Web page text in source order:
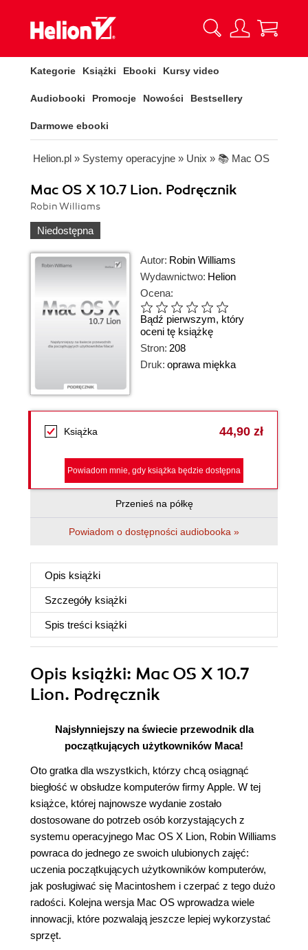
Kategorie Książki Ebooki Kursy video
Audiobooki Promocje Nowości Bestsellery
Darmowe ebooki
Helion.pl » Systemy operacyjne » Unix » 📚 Mac OS
Mac OS X 10.7 Lion. Podręcznik
Robin Williams
Niedostępna
Autor: Robin Williams
Wydawnictwo: Helion
Ocena:
Bądź pierwszym, który
oceni tę książkę
Stron: 208
Druk: oprawa miękka
Książka 44,90 zł
Powiadom mnie, gdy książka będzie dostępna
Przenieś na półkę
Powiadom o dostępności audiobooka »
Opis książki
Szczegóły książki
Spis treści książki
Opis książki: Mac OS X 10.7
Lion. Podręcznik
Najsłynniejszy na świecie przewodnik dla
początkujących użytkowników Maca!
Oto gratka dla wszystkich, którzy chcą osiągnąć
biegłość w obsłudze komputerów firmy Apple. W tej
książce, której najnowsze wydanie zostało
dostosowane do potrzeb osób korzystających z
systemu operacyjnego Mac OS X Lion, Robin Williams
powraca do jednego ze swoich ulubionych zajęć:
uczenia początkujących użytkowników komputerów,
jak posługiwać się Macintoshem i czerpać z tego dużo
radości. Kolejna wersja Mac OS wprowadza wiele
innowacji, które pozwalają jeszcze lepiej wykorzystać
sprzęt.